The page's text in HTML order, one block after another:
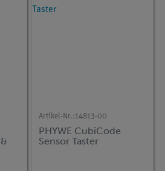
Artikel-Nr.:14813-00
PHYWE CubiCode
Sensor Taster